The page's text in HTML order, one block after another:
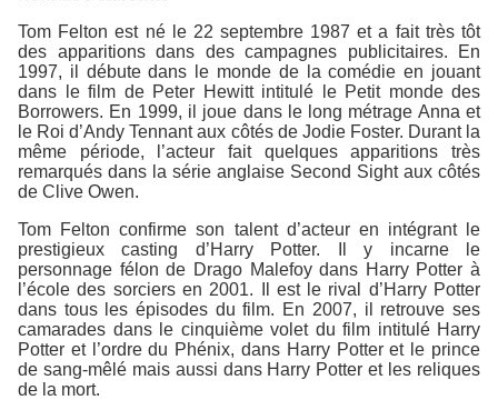
Tom Felton est né le 22 septembre 1987 et a fait très tôt
des apparitions dans des campagnes publicitaires. En
1997, il débute dans le monde de la comédie en jouant
dans le film de Peter Hewitt intitulé le Petit monde des
Borrowers. En 1999, il joue dans le long métrage Anna et
le Roi d’Andy Tennant aux côtés de Jodie Foster. Durant la
même période, l’acteur fait quelques apparitions très
remarqués dans la série anglaise Second Sight aux côtés
de Clive Owen.
Tom Felton confirme son talent d’acteur en intégrant le
prestigieux casting d’Harry Potter. Il y incarne le
personnage félon de Drago Malefoy dans Harry Potter à
l’école des sorciers en 2001. Il est le rival d’Harry Potter
dans tous les épisodes du film. En 2007, il retrouve ses
camarades dans le cinquième volet du film intitulé Harry
Potter et l’ordre du Phénix, dans Harry Potter et le prince
de sang-mêlé mais aussi dans Harry Potter et les reliques
de la mort.